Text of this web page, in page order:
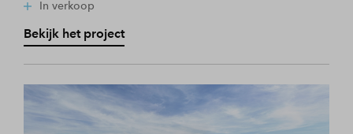
In verkoop
Bekijk het project